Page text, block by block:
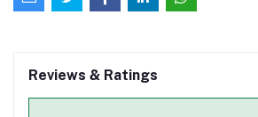
Reviews & Ratings